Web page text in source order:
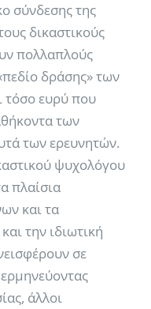
σύνδεσης της
δικαστικούς
πολλαπλούς
δράσης» των
τόσο ευρύ που
των
των ερευνητών.
ψυχολόγου
πλαίσια
και τα
την ιδιωτική
σε
άλλοι